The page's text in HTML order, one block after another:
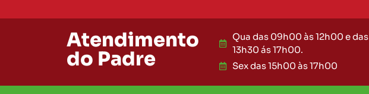
Atendimento
do Padre
Qua das 09h00 às 12h00 e das
13h30 ás 17h00.
Sex das 15h00 às 17h00